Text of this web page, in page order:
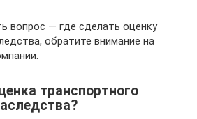
вопрос — где сделать оценку
обратите внимание на
транспортного